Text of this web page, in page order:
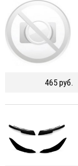
465 руб.